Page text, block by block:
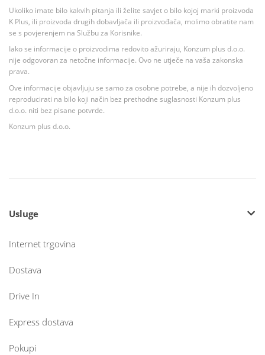
Ukoliko imate bilo kakvih pitanja ili želite savjet o bilo kojoj marki proizvoda
K Plus, ili proizvoda drugih dobavljača ili proizvođača, molimo obratite nam
se s povjerenjem na Službu za Korisnike.
Iako se informacije o proizvodima redovito ažuriraju, Konzum plus d.o.o.
nije odgovoran za netočne informacije. Ovo ne utječe na vaša zakonska
prava.
Ove informacije objavljuju se samo za osobne potrebe, a nije ih dozvoljeno
reproducirati na bilo koji način bez prethodne suglasnosti Konzum plus
d.o.o. niti bez pisane potvrde.
Konzum plus d.o.o.
Usluge
Internet trgovina
Dostava
Drive In
Express dostava
Pokupi